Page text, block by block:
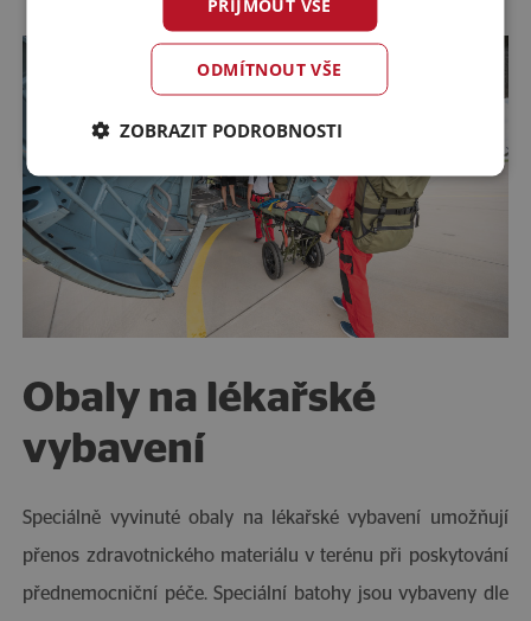
Obaly na lékařské
vybavení
Speciálně vyvinuté obaly na lékařské vybavení umožňují
přenos zdravotnického materiálu v terénu při poskytování
přednemocniční péče. Speciální batohy jsou vybaveny dle
ODMÍTNOUT VŠE
ZOBRAZIT PODROBNOSTI